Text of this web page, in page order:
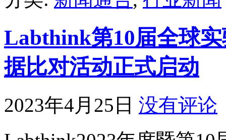
Labthink第10届全球
据比对活动正式启动
2023年4月25日 没有评论